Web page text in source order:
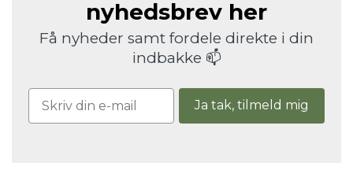
nyhedsbrev her
Få nyheder samt fordele direkte i din
indbakke 📫
Ja tak, tilmeld mig